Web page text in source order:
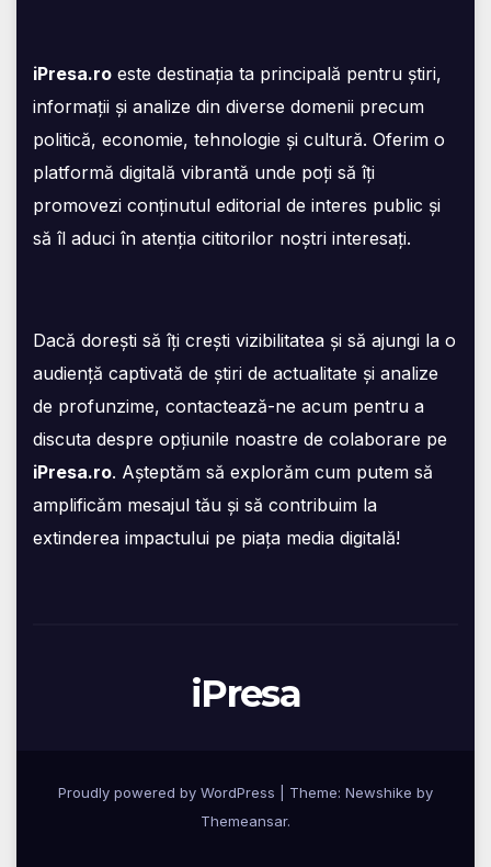
iPresa.ro este destinația ta principală pentru știri,
informații și analize din diverse domenii precum
politică, economie, tehnologie și cultură. Oferim o
platformă digitală vibrantă unde poți să îți
promovezi conținutul editorial de interes public și
să îl aduci în atenția cititorilor noștri interesați.
Dacă dorești să îți crești vizibilitatea și să ajungi la o
audiență captivată de știri de actualitate și analize
de profunzime, contactează-ne acum pentru a
discuta despre opțiunile noastre de colaborare pe
iPresa.ro. Așteptăm să explorăm cum putem să
amplificăm mesajul tău și să contribuim la
extinderea impactului pe piața media digitală!
iPresa
Proudly powered by WordPress Theme: Newshike by
Themeansar.